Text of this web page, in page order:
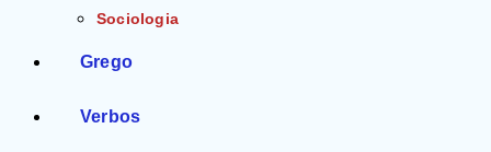
Sociologia
Grego
Verbos